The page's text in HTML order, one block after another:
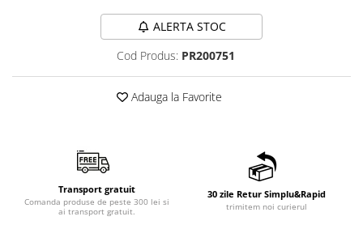
ALERTA STOC
Cod Produs: PR200751
Adauga la Favorite
Transport gratuit
Comanda produse de peste 300 lei si
ai transport gratuit.
30 zile Retur Simplu&Rapid
trimitem noi curierul